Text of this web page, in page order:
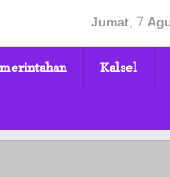
Jumat, 7
Kalsel